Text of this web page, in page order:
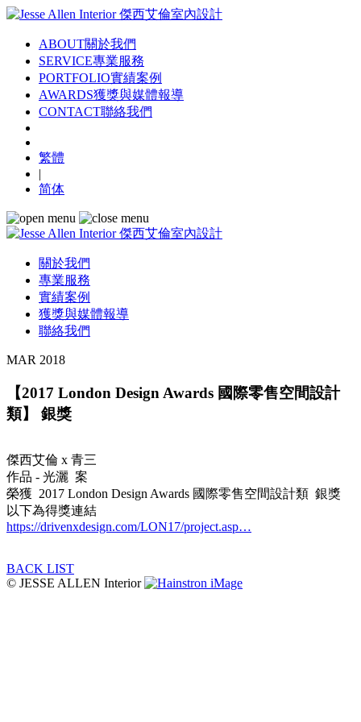
ABOUT關於我們
SERVICE專業服務
PORTFOLIO實績案例
AWARDS獲獎與媒體報導
CONTACT聯絡我們
繁體
|
简体
關於我們
專業服務
實績案例
獲獎與媒體報導
聯絡我們
MAR 2018
【2017 London Design Awards 國際零售空間設計
類】 銀獎
傑西艾倫 x 青三
作品 - 光灑 案
榮獲 2017 London Design Awards 國際零售空間設計類 銀獎
以下為得獎連結
https://drivenxdesign.com/LON17/project.asp…
BACK LIST
© JESSE ALLEN Interior